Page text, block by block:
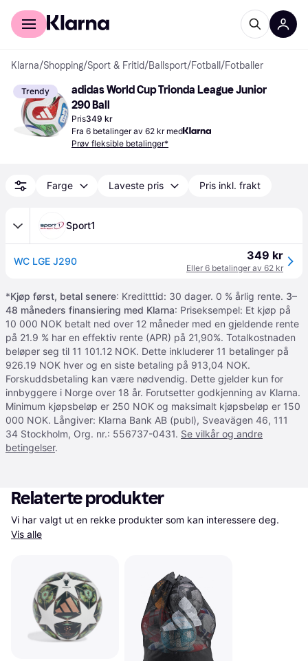
For kunder
Klarna/Shopping/Sport & Fritid/Ballsport/Fotball /Fotballer
Trendy
adidas World Cup Trionda League Junior
290 Ball
Pris349 kr
Fra 6 betalinger av 62 kr med
Prøv fleksible betalinger*
Farge Laveste pris Pris inkl. frakt
Sport1
WC LGE J290 349 kr
Eller 6 betalinger av 62 kr
*Kjøp først, betal senere: Kreditttid: 30 dager. 0 % årlig rente. 3–
48 måneders finansiering med Klarna: Priseksempel: Et kjøp på
10 000 NOK betalt ned over 12 måneder med en gjeldende rente
på 21.9 % har en effektiv rente (APR) på 21,90%. Totalkostnaden
beløper seg til 11 101.12 NOK. Dette inkluderer 11 betalinger på
926.19 NOK hver og en siste betaling på 913,04 NOK.
Forskuddsbetaling kan være nødvendig. Dette gjelder kun for
innbyggere i Norge over 18 år. Forutsetter godkjenning av Klarna.
Minimum kjøpsbeløp er 250 NOK og maksimalt kjøpsbeløp er 150
000 NOK. Långiver: Klarna Bank AB (publ), Sveavägen 46, 111
34 Stockholm, Org. nr.: 556737-0431. Se vilkår og andre
betingelser.
Relaterte produkter
Vis alle